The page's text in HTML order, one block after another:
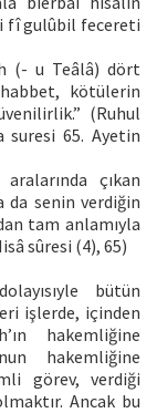
fî gulûbil fecereti
(- u Teâlâ) dört
kötülerin
(Ruhul
suresi 65. Ayetin
çıkan
da senin verdiğin
tam anlamıyla
sûresi (4), 65)
bütün
işlerde, içinden
hakemliğine
hakemliğine
görev, verdiği
Ancak bu